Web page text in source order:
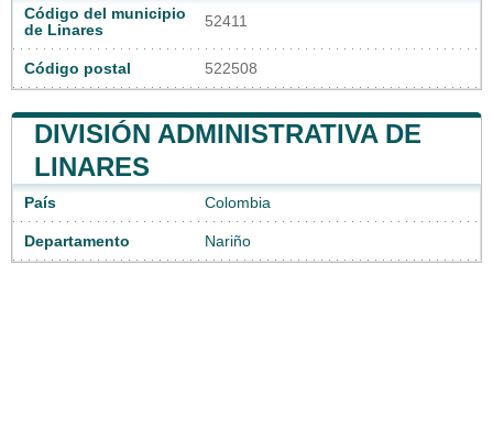
Código del municipio
de Linares
52411
Código postal 522508
DIVISIÓN ADMINISTRATIVA DE
LINARES
País Colombia
Departamento Nariño